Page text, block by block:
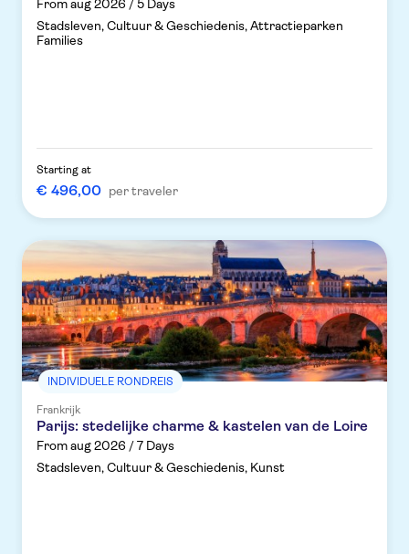
From aug 2026 / 5 Days
Stadsleven, Cultuur & Geschiedenis, Attractieparken
Families
Starting at
€ 496,00 per traveler
INDIVIDUELE RONDREIS
Frankrijk
Parijs: stedelijke charme & kastelen van de Loire
From aug 2026 / 7 Days
Stadsleven, Cultuur & Geschiedenis, Kunst